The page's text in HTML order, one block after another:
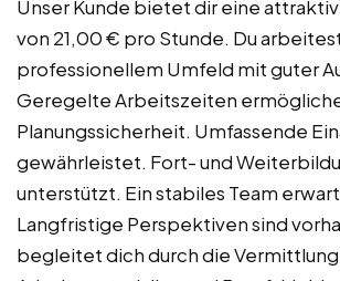
Unser Kunde bietet dir eine
von 21,00 € pro Stunde. Du
professionellem Umfeld mit guter
Geregelte Arbeitszeiten
Planungssicherheit. Umfassende
gewährleistet. Fort- und
unterstützt. Ein stabiles Team
Langfristige Perspektiven sind
begleitet dich durch die